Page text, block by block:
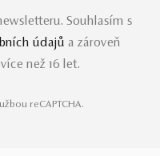
Souhlasím s
údajů a zároveň
než 16 let.
reCAPTCHA.